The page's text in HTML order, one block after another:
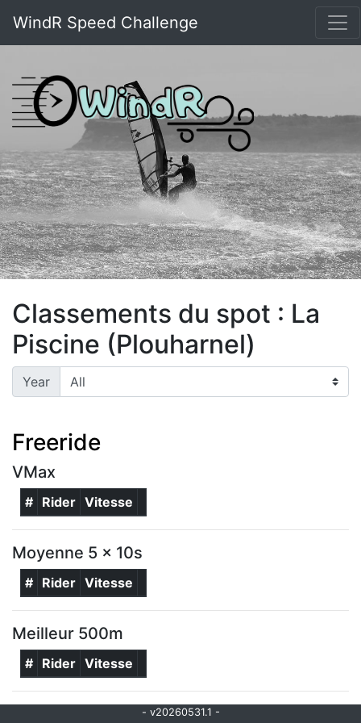
WindR Speed Challenge
Classements du spot : La
Piscine (Plouharnel)
Year
Freeride
VMax
# Rider Vitesse
Moyenne 5 x 10s
# Rider Vitesse
Meilleur 500m
# Rider Vitesse
- v20260531.1 -